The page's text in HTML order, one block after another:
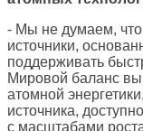
- Мы не думаем, что
источники,
поддерживать
Мировой баланс
атомной
источника,
с масштабами